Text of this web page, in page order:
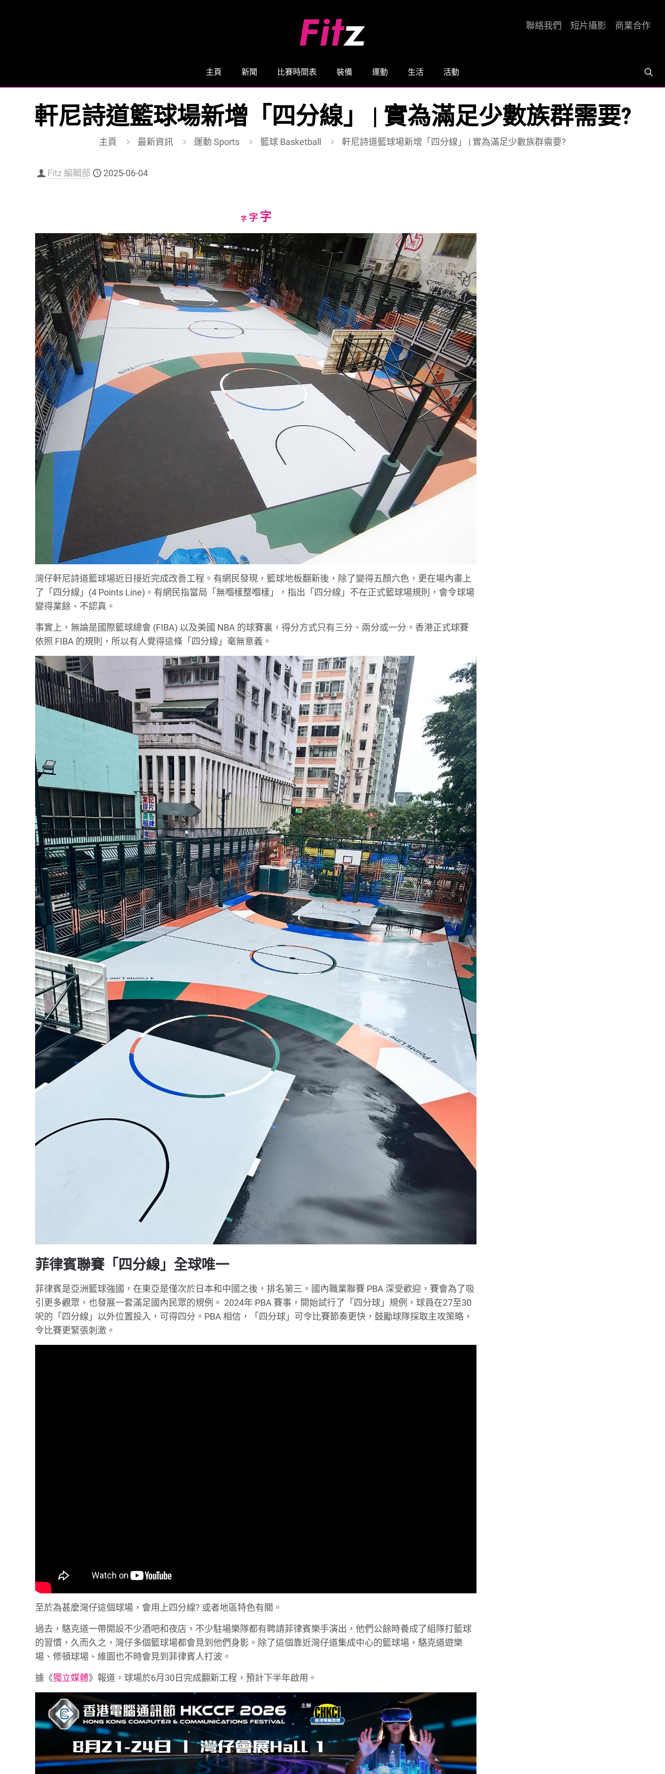
主頁 新聞 比賽時間表 裝備 運動 生活 活動
聯絡我們 短片攝影 商業合作
軒尼詩道籃球場新增「四分線」 | 實為滿足少數族群需要?
主頁 最新資訊 運動 Sports 籃球 Basketball 軒尼詩道籃球場新增「四分線」 | 實為滿足少數族群需要?
Fitz 編輯部 2025-06-04
字Decrease
字Reset
size.
字Increase
font
size.
灣仔軒尼詩道籃球場近日接近完成改善工程。有網民發現，籃球地板翻新後，除了變得五顏六色，更在場內畫上
了「四分線」(4 Points Line)。有網民指當局「無嗰樣整嗰樣」，指出「四分線」不在正式籃球場規則，會令球場
變得業餘、不認真。
事實上，無論是國際籃球總會 (FIBA) 以及美國 NBA 的球賽裏，得分方式只有三分、兩分或一分。香港正式球賽
依照 FIBA 的規則，所以有人覺得這條「四分線」毫無意義。
菲律賓聯賽「四分線」全球唯一
菲律賓是亞洲籃球強國，在東亞是僅次於日本和中國之後，排名第三。國內職業聯賽 PBA 深受歡迎，賽會為了吸
引更多觀眾，也發展一套滿足國內民眾的規例。 2024年 PBA 賽事，開始試行了「四分球」規例，球員在27至30
呎的「四分線」以外位置投入，可得四分。PBA 相信，「四分球」可令比賽節奏更快，鼓勵球隊採取主攻策略，
令比賽更緊張刺激。
至於為甚麼灣仔這個球場，會用上四分線? 或者地區特色有關。
過去，駱克道一帶開設不少酒吧和夜店，不少駐場樂隊都有聘請菲律賓樂手演出，他們公餘時養成了組隊打籃球
的習慣，久而久之，灣仔多個籃球場都會見到他們身影。除了這個靠近灣仔道集成中心的籃球場，駱克道遊樂
場、修頓球場、維園也不時會見到菲律賓人打波。
據《獨立媒體》報道，球場於6月30日完成翻新工程，預計下半年啟用。